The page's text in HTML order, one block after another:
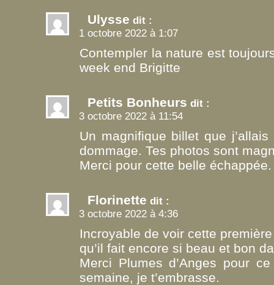
Ulysse dit :
1 octobre 2022 à 1:07
Contempler la nature est
week end Brigitte
Petits Bonheurs dit :
3 octobre 2022 à 11:54
Un magnifique billet que
dommage. Tes photos sont
Merci pour cette belle
Florinette dit :
3 octobre 2022 à 4:36
Incroyable de voir cette
qu’il fait encore si beau et bon
Merci Plumes d’Anges pour
semaine, je t’embrasse.